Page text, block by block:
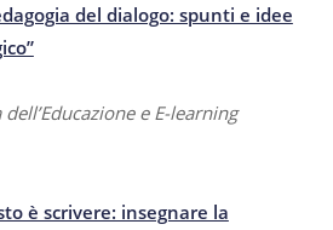
del dialogo: spunti e idee
e E-learning
è scrivere: insegnare la